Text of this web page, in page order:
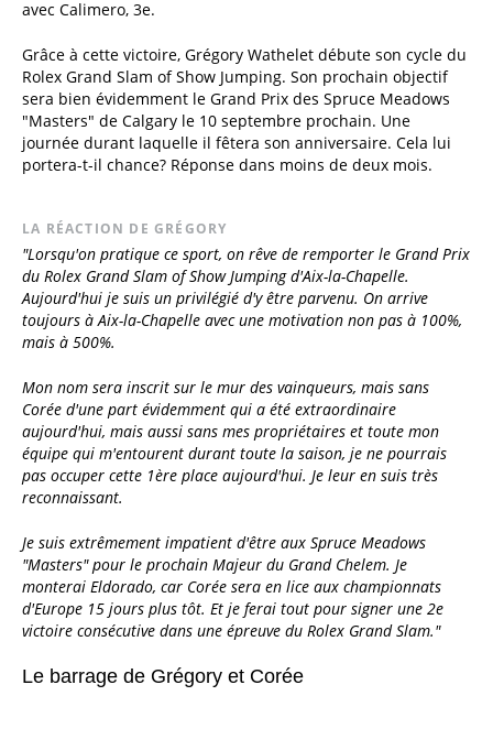
avec Calimero, 3e.
Grâce à cette victoire, Grégory Wathelet débute son cycle du
Rolex Grand Slam of Show Jumping. Son prochain objectif
sera bien évidemment le Grand Prix des Spruce Meadows
"Masters" de Calgary le 10 septembre prochain. Une
journée durant laquelle il fêtera son anniversaire. Cela lui
portera-t-il chance? Réponse dans moins de deux mois.
LA RÉACTION DE GRÉGORY
"Lorsqu'on pratique ce sport, on rêve de remporter le Grand Prix
du Rolex Grand Slam of Show Jumping d'Aix-la-Chapelle.
Aujourd'hui je suis un privilégié d'y être parvenu. On arrive
toujours à Aix-la-Chapelle avec une motivation non pas à 100%,
mais à 500%.
Mon nom sera inscrit sur le mur des vainqueurs, mais sans
Corée d'une part évidemment qui a été extraordinaire
aujourd'hui, mais aussi sans mes propriétaires et toute mon
équipe qui m'entourent durant toute la saison, je ne pourrais
pas occuper cette 1ère place aujourd'hui. Je leur en suis très
reconnaissant.
Je suis extrêmement impatient d'être aux Spruce Meadows
"Masters" pour le prochain Majeur du Grand Chelem. Je
monterai Eldorado, car Corée sera en lice aux championnats
d'Europe 15 jours plus tôt. Et je ferai tout pour signer une 2e
victoire consécutive dans une épreuve du Rolex Grand Slam."
Le barrage de Grégory et Corée